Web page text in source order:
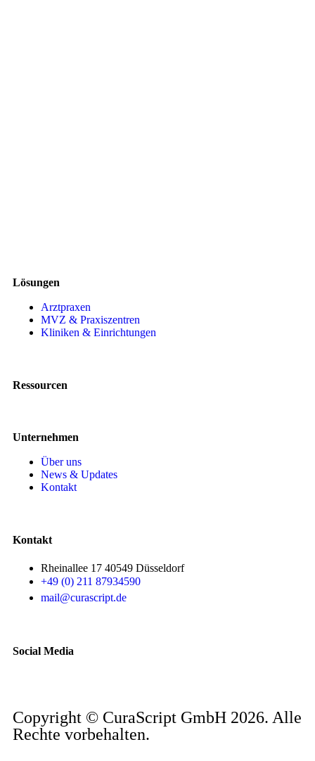
Lösungen
Arztpraxen
MVZ & Praxiszentren
Kliniken & Einrichtungen
Ressourcen
Unternehmen
Über uns
News & Updates
Kontakt
Kontakt
Rheinallee 17 40549 Düsseldorf
+49 (0) 211 87934590
mail@curascript.de
Social Media
Copyright © CuraScript GmbH 2026. Alle
Rechte vorbehalten.